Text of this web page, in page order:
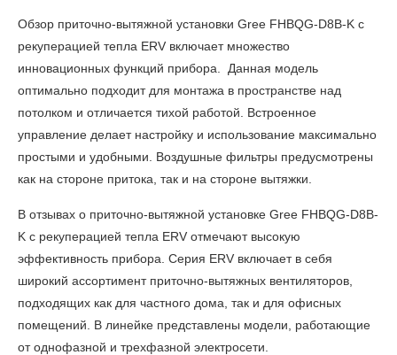
Обзор приточно-вытяжной установки Gree FHBQG-D8B-K с
рекуперацией тепла ERV включает множество
инновационных функций прибора. Данная модель
оптимально подходит для монтажа в пространстве над
потолком и отличается тихой работой. Встроенное
управление делает настройку и использование максимально
простыми и удобными. Воздушные фильтры предусмотрены
как на стороне притока, так и на стороне вытяжки.
В отзывах о приточно-вытяжной установке Gree FHBQG-D8B-
K с рекуперацией тепла ERV отмечают высокую
эффективность прибора. Серия ERV включает в себя
широкий ассортимент приточно-вытяжных вентиляторов,
подходящих как для частного дома, так и для офисных
помещений. В линейке представлены модели, работающие
от однофазной и трехфазной электросети.